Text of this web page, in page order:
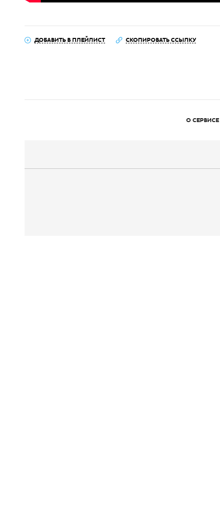
ДОБАВИТЬ В ПЛЕЙЛИСТ СКОПИРОВАТЬ ССЫЛКУ
О СЕРВИСЕ